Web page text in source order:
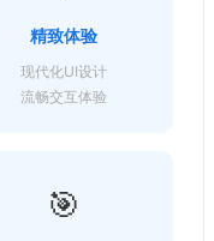
精致体验
现代化UI设计
流畅交互体验
🎯